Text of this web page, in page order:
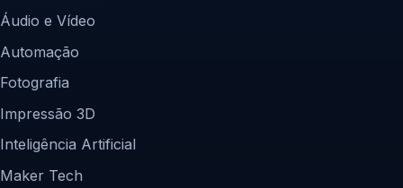
Áudio e Vídeo
Automação
Fotografia
Impressão 3D
Inteligência Artificial
Maker Tech